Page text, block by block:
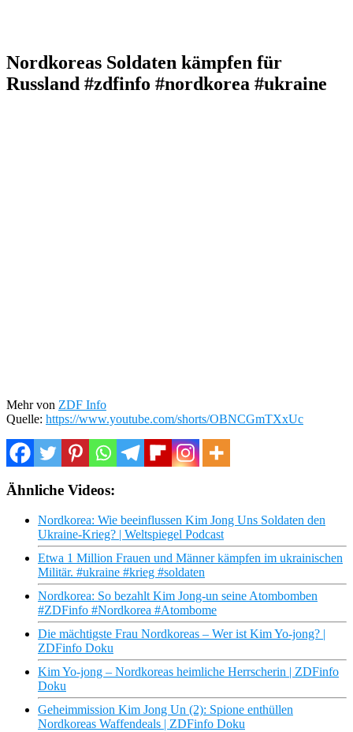
Nordkoreas Soldaten kämpfen für
Russland #zdfinfo #nordkorea #ukraine
Mehr von ZDF Info
Quelle: https://www.youtube.com/shorts/OBNCGmTXxUc
Ähnliche Videos:
Nordkorea: Wie beeinflussen Kim Jong Uns Soldaten den
Ukraine-Krieg? | Weltspiegel Podcast
Etwa 1 Million Frauen und Männer kämpfen im ukrainischen
Militär. #ukraine #krieg #soldaten
Nordkorea: So bezahlt Kim Jong-un seine Atombomben
#ZDFinfo #Nordkorea #Atombome
Die mächtigste Frau Nordkoreas – Wer ist Kim Yo-jong? |
ZDFinfo Doku
Kim Yo-jong – Nordkoreas heimliche Herrscherin | ZDFinfo
Doku
Geheimmission Kim Jong Un (2): Spione enthüllen
Nordkoreas Waffendeals | ZDFinfo Doku